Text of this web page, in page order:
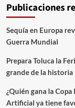
Publicaciones
Sequía en Europa
Guerra Mundial
Prepara Toluca la
grande de la historia
¿Quién gana la
Artificial ya tiene